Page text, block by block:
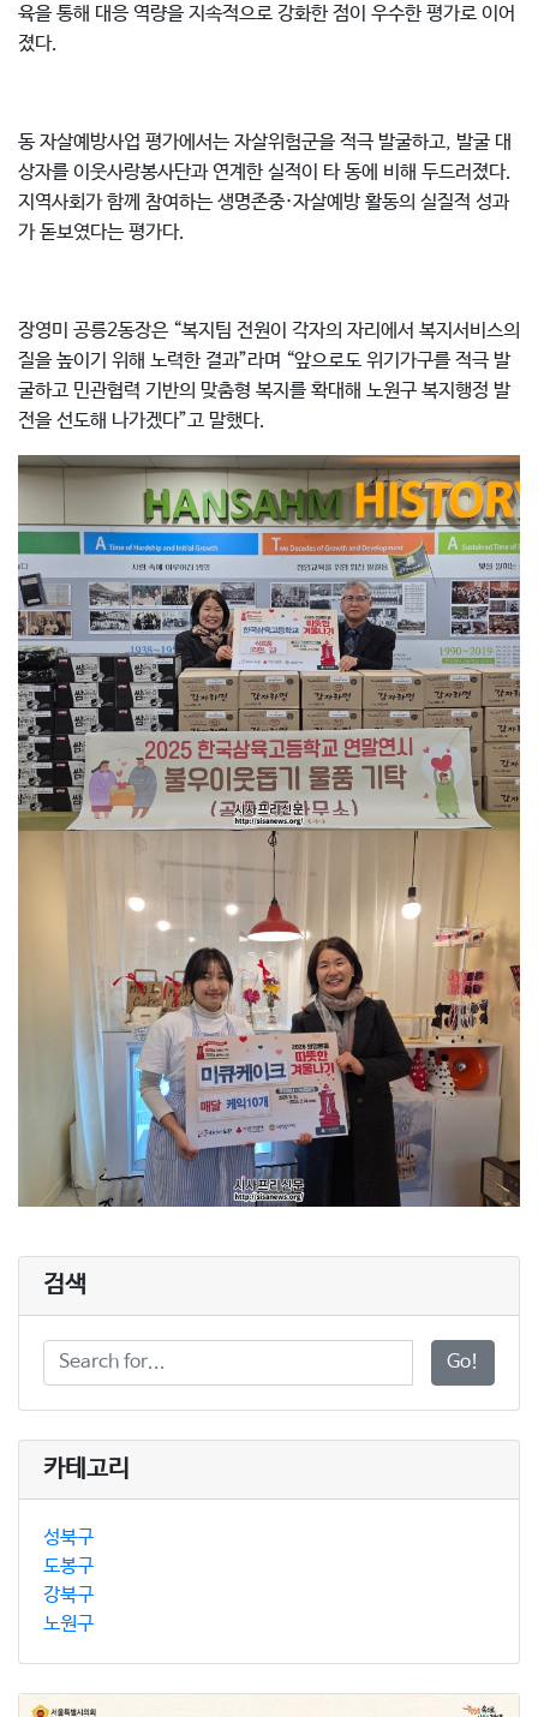
육을 통해 대응 역량을 지속적으로 강화한 점이 우수한 평가로 이어
졌다.
동 자살예방사업 평가에서는 자살위험군을 적극 발굴하고, 발굴 대
상자를 이웃사랑봉사단과 연계한 실적이 타 동에 비해 두드러졌다.
지역사회가 함께 참여하는 생명존중·자살예방 활동의 실질적 성과
가 돋보였다는 평가다.
장영미 공릉2동장은 “복지팀 전원이 각자의 자리에서 복지서비스의
질을 높이기 위해 노력한 결과”라며 “앞으로도 위기가구를 적극 발
굴하고 민관협력 기반의 맞춤형 복지를 확대해 노원구 복지행정 발
전을 선도해 나가겠다”고 말했다.
검색
Go!
카테고리
성북구
도봉구
강북구
노원구